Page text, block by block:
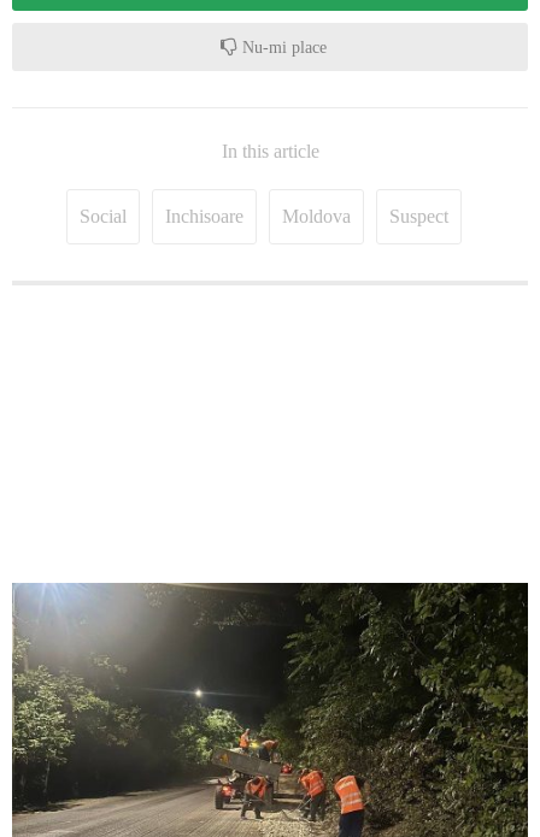
Nu-mi place
In this article
Social Inchisoare Moldova Suspect